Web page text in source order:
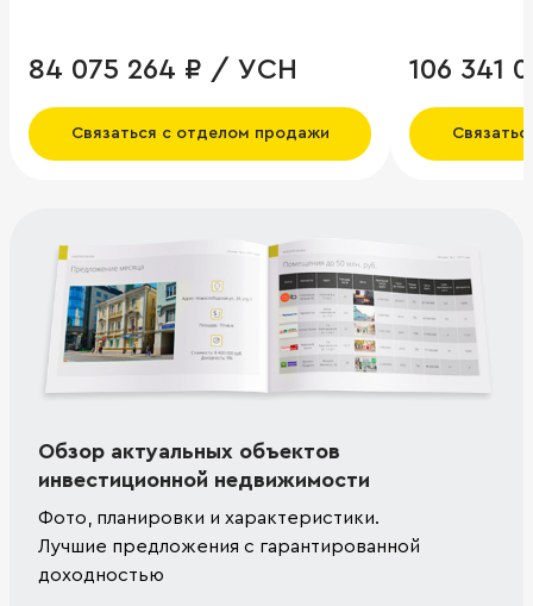
84 075 264 ₽ / УСН
Связаться с отделом продажи
106 341
Обзор актуальных объектов
инвестиционной недвижимости
Фото, планировки и характеристики.
Лучшие предложения с гарантированной
доходностью